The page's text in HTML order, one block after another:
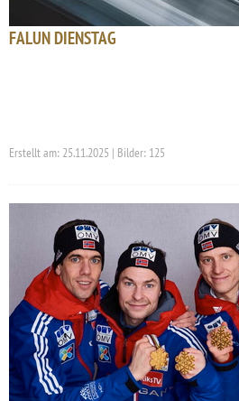
FALUN DIENSTAG
Erstellt am: 25.11.2025 | Bilder: 125